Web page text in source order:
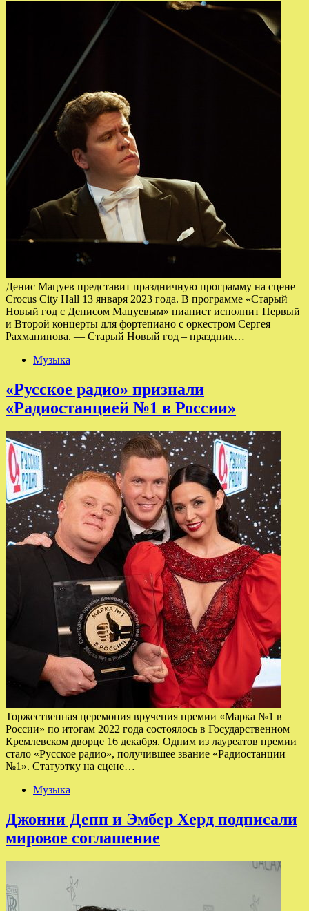
Денис Мацуев представит праздничную программу на сцене
Crocus City Hall 13 января 2023 года. В программе «Старый
Новый год с Денисом Мацуевым» пианист исполнит Первый
и Второй концерты для фортепиано с оркестром Сергея
Рахманинова. — Старый Новый год – праздник…
Музыка
«Русское радио» признали
«Радиостанцией №1 в России»
Торжественная церемония вручения премии «Марка №1 в
России» по итогам 2022 года состоялось в Государственном
Кремлевском дворце 16 декабря. Одним из лауреатов премии
стало «Русское радио», получившее звание «Радиостанции
№1». Статуэтку на сцене…
Музыка
Джонни Депп и Эмбер Херд подписали
мировое соглашение